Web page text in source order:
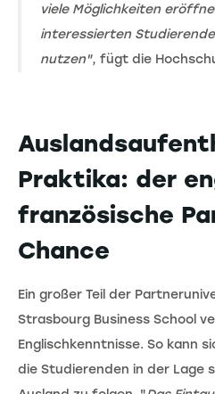
viele Möglichkeiten
interessierten
nutzen", fügt die
Praktika: der
französische
Chance
Ein großer Teil der
Strasbourg Business School
Englischkenntnisse. So kann
die Studierenden in der Lage